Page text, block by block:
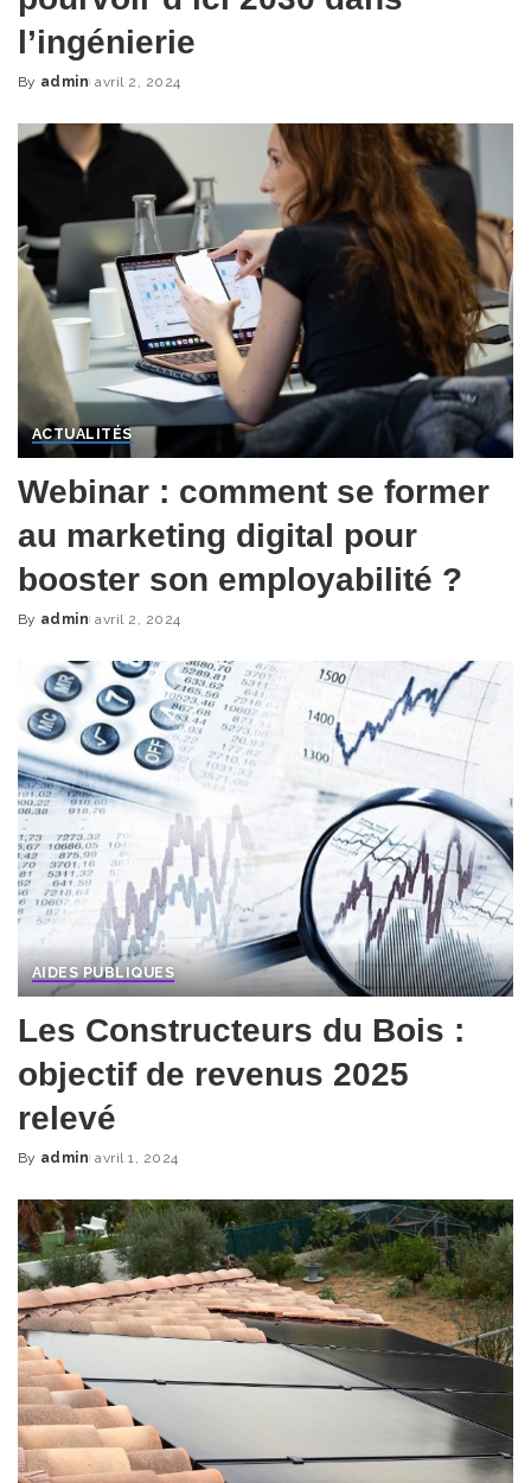
l’ingénierie
Posted
By admin avril 2, 2024
ACTUALITÉS
Webinar : comment se former
au marketing digital pour
booster son employabilité ?
Posted
By admin avril 2, 2024
AIDES PUBLIQUES
Les Constructeurs du Bois :
objectif de revenus 2025
relevé
Posted
By admin avril 1, 2024